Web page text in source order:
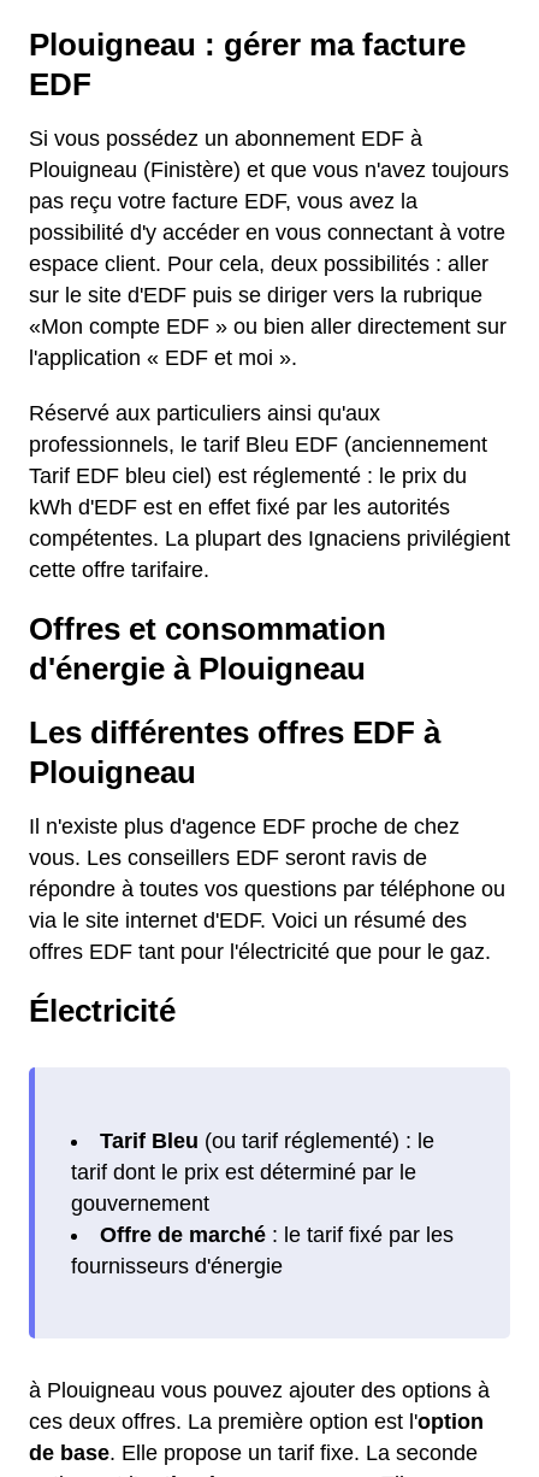
Plouigneau : gérer ma facture
EDF
Si vous possédez un abonnement EDF à
Plouigneau (Finistère) et que vous n'avez toujours
pas reçu votre facture EDF, vous avez la
possibilité d'y accéder en vous connectant à votre
espace client. Pour cela, deux possibilités : aller
sur le site d'EDF puis se diriger vers la rubrique
«Mon compte EDF » ou bien aller directement sur
l'application « EDF et moi ».
Réservé aux particuliers ainsi qu'aux
professionnels, le tarif Bleu EDF (anciennement
Tarif EDF bleu ciel) est réglementé : le prix du
kWh d'EDF est en effet fixé par les autorités
compétentes. La plupart des Ignaciens privilégient
cette offre tarifaire.
Offres et consommation
d'énergie à Plouigneau
Les différentes offres EDF à
Plouigneau
Il n'existe plus d'agence EDF proche de chez
vous. Les conseillers EDF seront ravis de
répondre à toutes vos questions par téléphone ou
via le site internet d'EDF. Voici un résumé des
offres EDF tant pour l'électricité que pour le gaz.
Électricité
Tarif Bleu (ou tarif réglementé) : le
tarif dont le prix est déterminé par le
gouvernement
Offre de marché: le tarif fixé par les
fournisseurs d'énergie
à Plouigneau vous pouvez ajouter des options à
ces deux offres. La première option est l'option
de base. Elle propose un tarif fixe. La seconde